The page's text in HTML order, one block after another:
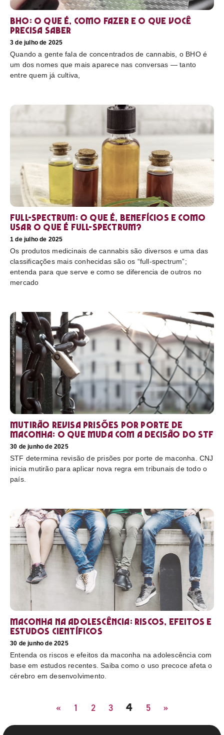
BHO: o que é, como fazer e o que você
precisa saber
3 de julho de 2025
Quando a gente fala de concentrados de cannabis, o BHO é
um dos nomes que mais aparece nas conversas — tanto
entre quem já cultiva,
Full-Spectrum: O que é, benefícios e como
usar O que é full-spectrum?
1 de julho de 2025
Os produtos medicinais de cannabis são diversos e uma das
classificações mais conhecidas são os “full-spectrum”;
entenda para que serve e como se diferencia de outros no
mercado
Mutirão revisa prisões por porte de
maconha: o que muda com a decisão do STF
30 de junho de 2025
STF determina revisão de prisões por porte de maconha. CNJ
inicia mutirão para aplicar nova regra em tribunais de todo o
país.
Maconha na adolescência: riscos, efeitos e
estudos científicos
30 de junho de 2025
Entenda os riscos e efeitos da maconha na adolescência com
base em estudos recentes. Saiba como o uso precoce afeta o
cérebro em desenvolvimento.
« 1 2 3 4 5 »